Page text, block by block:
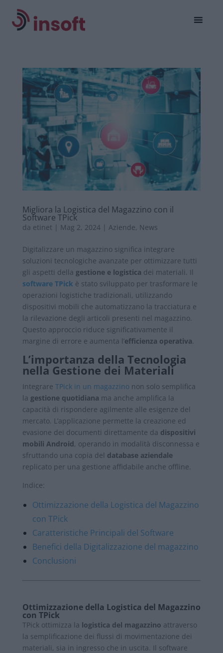
Migliora la Logistica del Magazzino con il
Software TPick
da etinet | Mag 2, 2024| Aziende, News
Digitalizzare un magazzino significa integrare
soluzioni tecnologiche avanzate per ottimizzare tutti
gli aspetti della gestione e logistica dei materiali. Il
software TPick è stato sviluppato per trasformare le
operazioni logistiche tradizionali, utilizzando
dispositivi mobili che automatizzano la tracciatura e
la rilevazione degli articoli presenti nel magazzino.
Questo approccio riduce significativamente il
margine di errore e aumenta l’efficienza operativa
L’importanza della Tecnologia
nella Gestione dei Materiali
Integrare TPick in un magazzinonon solo semplifica
la gestione quotidiana ma anche amplifica la
capacità di rispondere agilmente alle esigenze del
mercato. L’applicazione permette la creazione ed
evasione dei documenti direttamente da dispositivi
mobili Android, operando in modalità disconnessa e
sfruttando una copia del database aziendale
replicato per una gestione affidabile anche offline.
Indice:
Ottimizzazione della Logistica del Magazzino
con TPick
Caratteristiche Principali del Software
Benefici della Digitalizzazione del magazzino
Conclusioni
Ottimizzazione della Logistica del Magazzino
con TPick
TPick ottimizza la logistica del magazzino attraverso
la semplificazione dei flussi di movimentazione dei
materiali, sia in ingresso che in uscita. Il software